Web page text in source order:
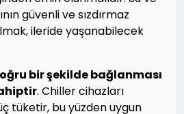
güvenli ve sızdırmaz
ileride yaşanabilecek
bir şekilde bağlanması
. Chiller cihazları
tüketir, bu yüzden uygun